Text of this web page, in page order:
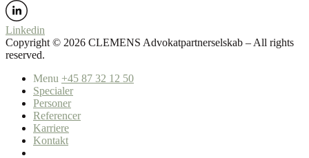
Linkedin
Copyright ©️ 2026 CLEMENS Advokatpartnerselskab – All rights
reserved.
Menu +45 87 32 12 50
Specialer
Personer
Referencer
Karriere
Kontakt